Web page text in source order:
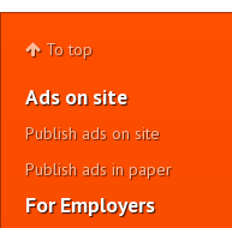
To top
Ads on site
Publish ads on site
Publish ads in paper
For Employers